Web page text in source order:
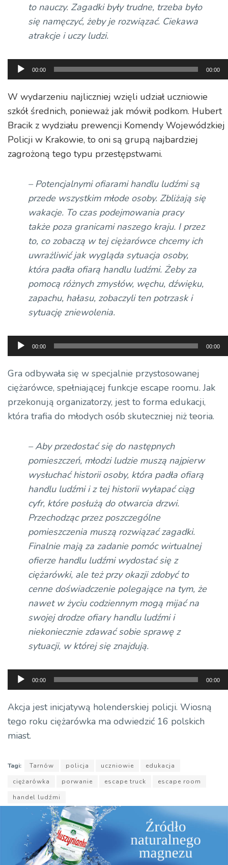
to nauczy. Zagadki były trudne, trzeba było
się namęczyć, żeby je rozwiązać. Ciekawa
atrakcje i uczy ludzi.
Odtwarzacz
plików
dźwiękowych
00:00 00:00
W wydarzeniu najliczniej wzięli udział uczniowie
szkół średnich, ponieważ jak mówił podkom. Hubert
Bracik z wydziału prewencji Komendy Wojewódzkiej
Policji w Krakowie, to oni są grupą najbardziej
zagrożoną tego typu przestępstwami.
– Potencjalnymi ofiarami handlu ludźmi są
przede wszystkim młode osoby. Zbliżają się
wakacje. To czas podejmowania pracy
także poza granicami naszego kraju. I przez
to, co zobaczą w tej ciężarówce chcemy ich
uwrażliwić jak wygląda sytuacja osoby,
która padła ofiarą handlu ludźmi. Żeby za
pomocą różnych zmysłów, węchu, dźwięku,
zapachu, hałasu, zobaczyli ten potrzask i
sytuację zniewolenia.
Odtwarzacz
plików
dźwiękowych
00:00 00:00
Gra odbywała się w specjalnie przystosowanej
ciężarówce, spełniającej funkcje escape roomu. Jak
przekonują organizatorzy, jest to forma edukacji,
która trafia do młodych osób skuteczniej niż teoria.
– Aby przedostać się do następnych
pomieszczeń, młodzi ludzie muszą najpierw
wysłuchać historii osoby, która padła ofiarą
handlu ludźmi i z tej historii wyłapać ciąg
cyfr, które posłużą do otwarcia drzwi.
Przechodząc przez poszczególne
pomieszczenia muszą rozwiązać zagadki.
Finalnie mają za zadanie pomóc wirtualnej
ofierze handlu ludźmi wydostać się z
ciężarówki, ale też przy okazji zdobyć to
cenne doświadczenie polegające na tym, że
nawet w życiu codziennym mogą mijać na
swojej drodze ofiary handlu ludźmi i
niekoniecznie zdawać sobie sprawę z
sytuacji, w której się znajdują.
Odtwarzacz
plików
dźwiękowych
00:00 00:00
Akcja jest inicjatywą holenderskiej policji. Wiosną
tego roku ciężarówka ma odwiedzić 16 polskich
miast.
Tagi: Tarnów policja uczniowie
edukacja
ciężarówka
porwanie escape truck
escape room
handel ludźmi